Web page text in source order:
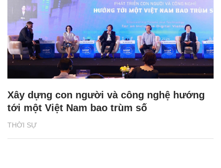
THỜI SỰ
Xây dựng con người và công nghệ hướng
tới một Việt Nam bao trùm số